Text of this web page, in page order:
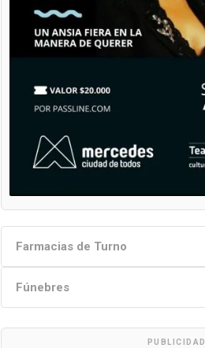
Farmacias de Turno
Fúnebres
PUBLICIDAD